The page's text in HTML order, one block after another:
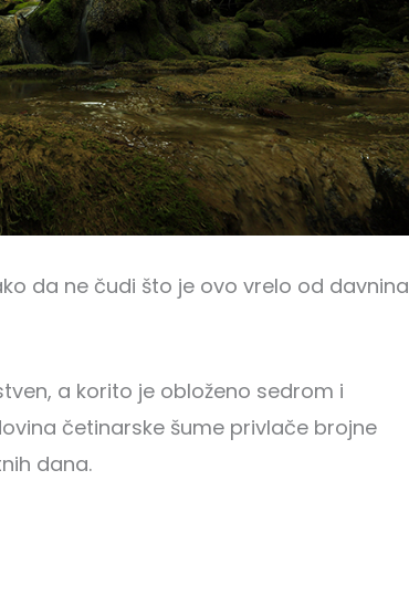
da ne čudi što je ovo vrelo od davnina
a korito je obloženo sedrom i
četinarske šume privlače brojne
dana.